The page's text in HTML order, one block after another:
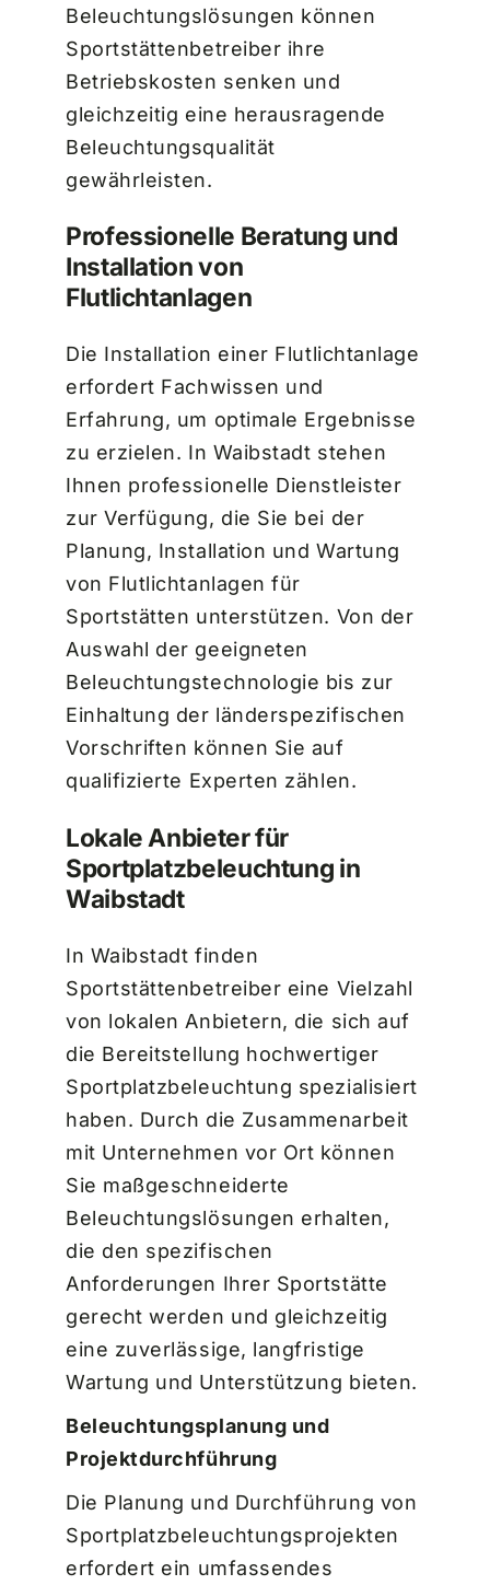
Beleuchtungslösungen können
Sportstättenbetreiber ihre
Betriebskosten senken und
gleichzeitig eine herausragende
Beleuchtungsqualität
gewährleisten.
Professionelle Beratung und
Installation von
Flutlichtanlagen
Die Installation einer Flutlichtanlage
erfordert Fachwissen und
Erfahrung, um optimale Ergebnisse
zu erzielen. In Waibstadt stehen
Ihnen professionelle Dienstleister
zur Verfügung, die Sie bei der
Planung, Installation und Wartung
von Flutlichtanlagen für
Sportstätten unterstützen. Von der
Auswahl der geeigneten
Beleuchtungstechnologie bis zur
Einhaltung der länderspezifischen
Vorschriften können Sie auf
qualifizierte Experten zählen.
Lokale Anbieter für
Sportplatzbeleuchtung in
Waibstadt
In Waibstadt finden
Sportstättenbetreiber eine Vielzahl
von lokalen Anbietern, die sich auf
die Bereitstellung hochwertiger
Sportplatzbeleuchtung spezialisiert
haben. Durch die Zusammenarbeit
mit Unternehmen vor Ort können
Sie maßgeschneiderte
Beleuchtungslösungen erhalten,
die den spezifischen
Anforderungen Ihrer Sportstätte
gerecht werden und gleichzeitig
eine zuverlässige, langfristige
Wartung und Unterstützung bieten.
Beleuchtungsplanung und
Projektdurchführung
Die Planung und Durchführung von
Sportplatzbeleuchtungsprojekten
erfordert ein umfassendes